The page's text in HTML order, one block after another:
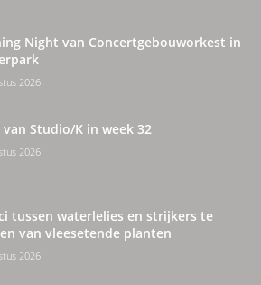
Night van Concertgebouworkest in
2026
van Studio/K in week 32
2026
tussen waterlelies en strijkers te
van vleesetende planten
2026